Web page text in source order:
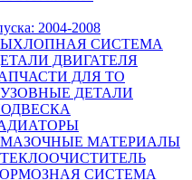
2004-2008
СИСТЕМА
ДВИГАТЕЛЯ
ДЛЯ ТО
ДЕТАЛИ
МАТЕРИАЛЫ
СИСТЕМА